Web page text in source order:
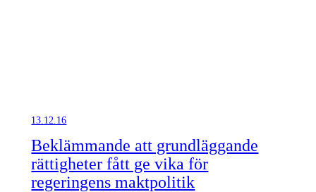
13.12.16
Beklämmande att grundläggande
rättigheter fått ge vika för
regeringens maktpolitik